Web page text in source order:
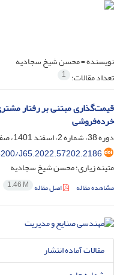
نویسنده =محسن شیخ سجادیه
تعداد مقالات: 1
قیمت‌گذاری مبتنی بر رفتار
خرده‌فروشی
دوره 38، شماره 2، اسفند 1401، صفحه
J65.2022.57202.2186
متینه زیاری؛ محسن شیخ سجادیه
مشاهده مقاله اصل مقاله 1.46 M
مقالات آماده انتشار